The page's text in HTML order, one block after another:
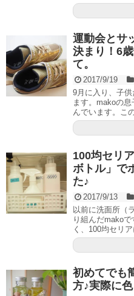
運動会とサ
決まり！6
て。
2017/9/19
9月に入り、子
ます。makoの
んでいます。こ
100均セリ
ボトル」で
た♪
2017/9/13
以前に洗面所（
り組んだmako
く、100均セリ
初めてでも
方♪実際に